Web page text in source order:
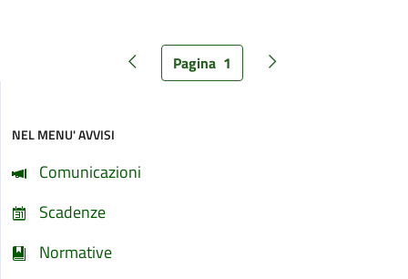
Pagina precedente
Pagina 1 Pagina successiva
NEL MENU' AVVISI
Comunicazioni
Scadenze
Normative